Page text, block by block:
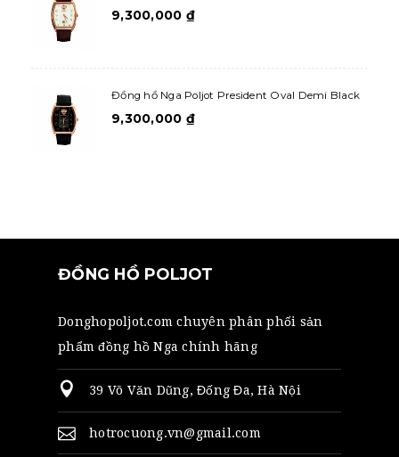
9,300,000 ₫
Đồng hồ Nga Poljot President Oval Demi Black
9,300,000 ₫
ĐỒNG HỒ POLJOT
Donghopoljot.com chuyên phân phối sản
phẩm đồng hồ Nga chính hãng
39 Võ Văn Dũng, Đống Đa, Hà Nội
hotrocuong.vn@gmail.com